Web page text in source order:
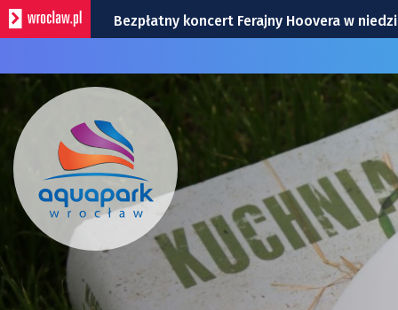
Bezpłatny koncert Ferajny Hoovera w
Na autostradzie A4 pod Wrocławiem
Pyszne sery, wspaniałe wędliny, wyborne
Remont podwórza na Gajowicach. Kałuże